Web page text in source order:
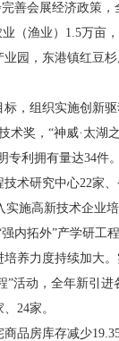
善会展经济政策
（渔业）1.5万亩
园，东港镇红豆
，组织实施创新
术奖，“神威·太湖
专利拥有量达34件
术研究中心22家
施高新技术企业
内拓外”产学研工
养力度持续加大
活动，全年新引进
24家。
品房库存减少